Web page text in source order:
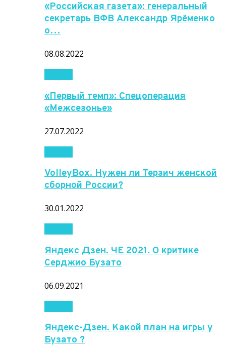
«Российская газета»: генеральный
секретарь ВФВ Александр Ярёменко
о…
08.08.2022
«Первый темп»: Спецоперация
«Межсезонье»
27.07.2022
VolleyBox. Нужен ли Терзич женской
сборной России?
30.01.2022
Яндекс Дзен. ЧЕ 2021. О критике
Серджио Бузато
06.09.2021
Яндекс-Дзен. Какой план на игры у
Бузато ?